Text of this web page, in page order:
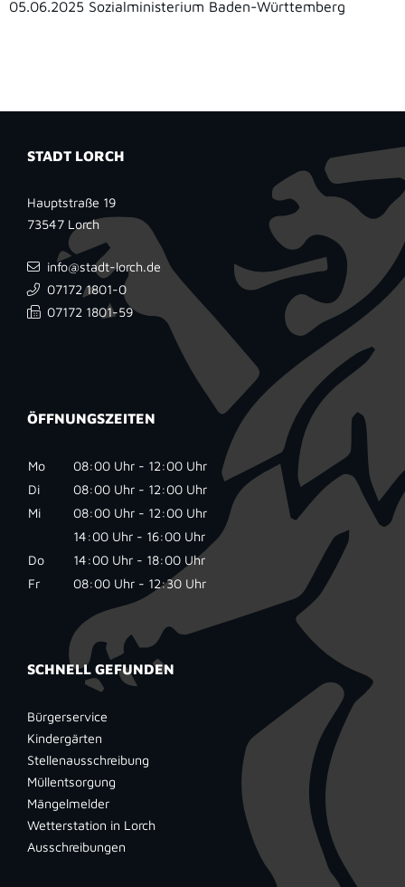
05.06.2025 Sozialministerium Baden-Württemberg
STADT LORCH
Hauptstraße 19
73547 Lorch
info@stadt-lorch.de
07172 1801-0
07172 1801-59
ÖFFNUNGSZEITEN
Mo
08:00 Uhr - 12:00 Uhr
Di
08:00 Uhr - 12:00 Uhr
Mi
08:00 Uhr - 12:00 Uhr
14:00 Uhr - 16:00 Uhr
Do
14:00 Uhr - 18:00 Uhr
Fr
08:00 Uhr - 12:30 Uhr
SCHNELL GEFUNDEN
Bürgerservice
Kindergärten
Stellenausschreibung
Müllentsorgung
Mängelmelder
Wetterstation in Lorch
Ausschreibungen